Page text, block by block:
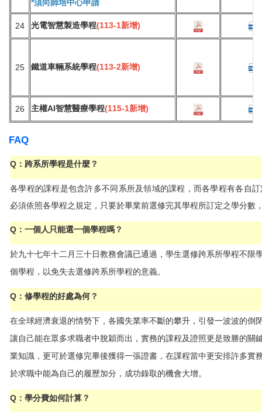
*須向師培中心申請
24 光電智慧製造學程(113-1新增)
25 鐵道車輛系統學程(113-2新增)
26 主權AI智慧醫療學程(115-1新增)
FAQ
Q ：跨系所學程是什麼？
各學程的課程是包含許多不同系所及領域的課程，而各學程有各自
必須依照各學程之規定，只要於畢業前選修完其學程所訂定之學分數
Q ：一個人只能選一個學程嗎？
於九十七年十二月三十日教務會議已通過，學生選修跨系所學程不限
個學程，以免失去選修跨系所學程的意義。
Q ：修學程的好處為何？
在全球經濟衰退的情勢下，各國失業率不斷的攀升，引發一波波的倒
讓自己能在眾多求職者中脫穎而出，實務的課程及證照更是致勝的關
業知識，更可於選修完畢後獲得一張證書，在課程當中更安排許多實
於求職中能為自己的履歷加分，成功錄取的機會大增。
Q ：學分費如何計算？